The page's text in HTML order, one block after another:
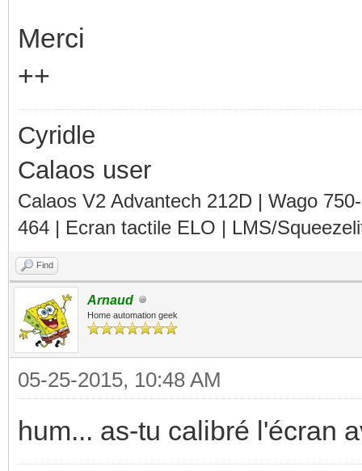
Merci
++
Cyridle
Calaos user
Calaos V2 Advantech 212D | Wago
464 | Ecran tactile ELO | LMS/
Find
Arnaud
Home automation geek
05-25-2015, 10:48 AM
hum... as-tu calibré l'écran